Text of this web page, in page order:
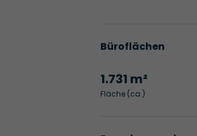
Büroflächen
1.731 m²
Fläche (ca.)